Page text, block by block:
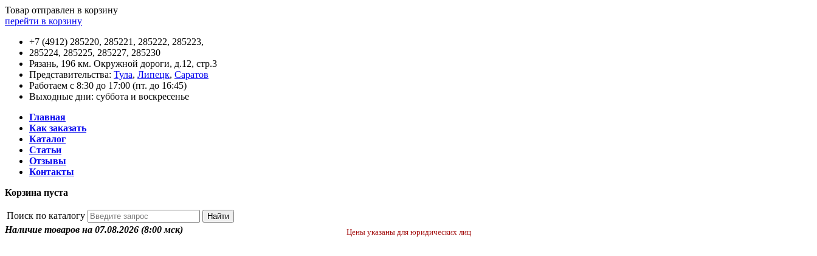
Товар отправлен в корзину
перейти в корзину
+7 (4912) 285220, 285221, 285222, 285223,
285224, 285225, 285227, 285230
Рязань, 196 км. Окружной дороги, д.12, стр.3
Представительства: Тула, Липецк, Саратов
Работаем с 8:30 до 17:00 (пт. до 16:45)
Выходные дни: суббота и воскресенье
Главная
Как заказать
Каталог
Статьи
Отзывы
Контакты
Корзина пуста
Поиск по каталогу
Наличие товаров на 07.08.2026 (8:00 мск) Цены указаны для юридических лиц